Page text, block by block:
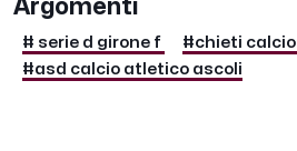
Argomenti
# serie d girone f #chieti calcio
#asd calcio atletico ascoli